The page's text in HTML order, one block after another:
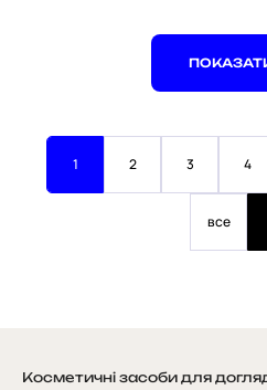
1 2 3 4
все
Косметичні засоби для